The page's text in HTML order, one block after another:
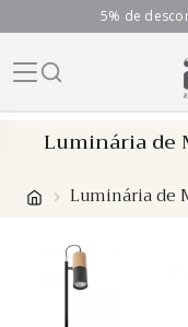
5% de
Luminária de
Luminária de